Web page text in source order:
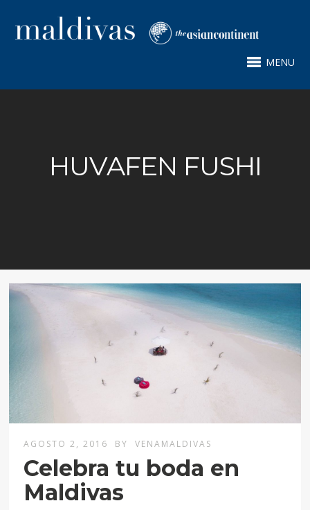
MENU
HUVAFEN FUSHI
AGOSTO 2, 2016 BY VENAMALDIVAS
Celebra tu boda en
Maldivas